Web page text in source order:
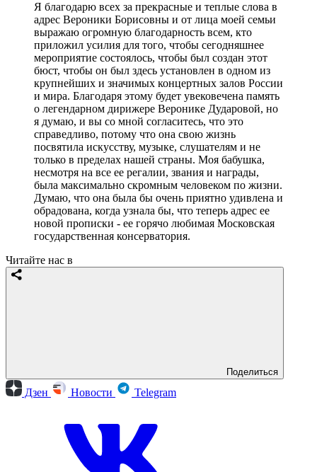
Я благодарю всех за прекрасные и теплые слова в
адрес Вероники Борисовны и от лица моей семьи
выражаю огромную благодарность всем, кто
приложил усилия для того, чтобы сегодняшнее
мероприятие состоялось, чтобы был создан этот
бюст, чтобы он был здесь установлен в одном из
крупнейших и значимых концертных залов России
и мира. Благодаря этому будет увековечена память
о легендарном дирижере Веронике Дударовой, но
я думаю, и вы со мной согласитесь, что это
справедливо, потому что она свою жизнь
посвятила искусству, музыке, слушателям и не
только в пределах нашей страны. Моя бабушка,
несмотря на все ее регалии, звания и награды,
была максимально скромным человеком по жизни.
Думаю, что она была бы очень приятно удивлена и
обрадована, когда узнала бы, что теперь адрес ее
новой прописки - ее горячо любимая Московская
государственная консерватория.
Читайте нас в
Поделиться
Дзен Новости Telegram